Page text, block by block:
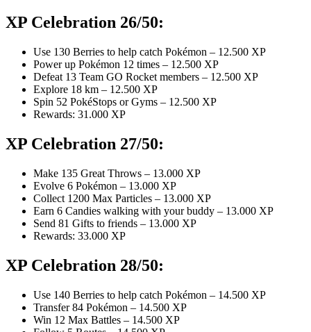
XP Celebration 26/50:
Use 130 Berries to help catch Pokémon – 12.500 XP
Power up Pokémon 12 times – 12.500 XP
Defeat 13 Team GO Rocket members – 12.500 XP
Explore 18 km – 12.500 XP
Spin 52 PokéStops or Gyms – 12.500 XP
Rewards: 31.000 XP
XP Celebration 27/50:
Make 135 Great Throws – 13.000 XP
Evolve 6 Pokémon – 13.000 XP
Collect 1200 Max Particles – 13.000 XP
Earn 6 Candies walking with your buddy – 13.000 XP
Send 81 Gifts to friends – 13.000 XP
Rewards: 33.000 XP
XP Celebration 28/50:
Use 140 Berries to help catch Pokémon – 14.500 XP
Transfer 84 Pokémon – 14.500 XP
Win 12 Max Battles – 14.500 XP